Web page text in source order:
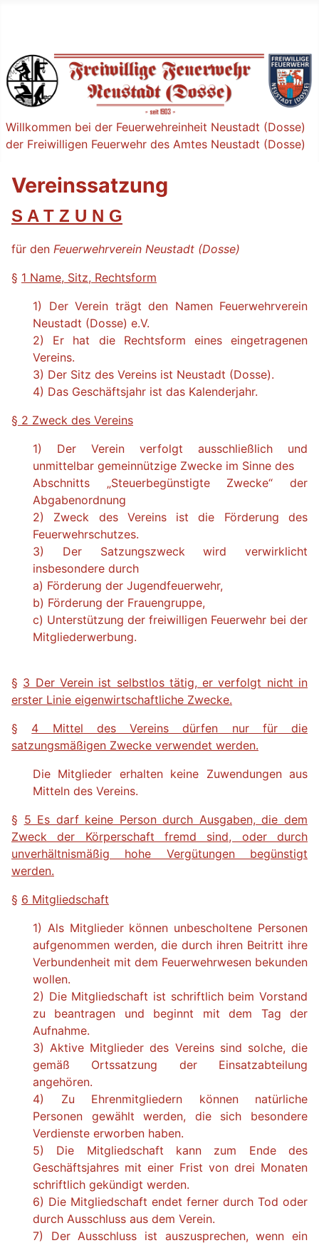
Willkommen bei der Feuerwehreinheit Neustadt (Dosse)
der Freiwilligen Feuerwehr des Amtes Neustadt (Dosse)
Vereinssatzung
S A T Z U N G
für den Feuerwehrverein Neustadt (Dosse)
§ 1 Name, Sitz, Rechtsform
1) Der Verein trägt den Namen Feuerwehrverein
Neustadt (Dosse) e.V.
2) Er hat die Rechtsform eines eingetragenen
Vereins.
3) Der Sitz des Vereins ist Neustadt (Dosse).
4) Das Geschäftsjahr ist das Kalenderjahr.
§ 2 Zweck des Vereins
1) Der Verein verfolgt ausschließlich und
unmittelbar gemeinnützige Zwecke im Sinne des
Abschnitts „Steuerbegünstigte Zwecke“ der
Abgabenordnung
2) Zweck des Vereins ist die Förderung des
Feuerwehrschutzes.
3) Der Satzungszweck wird verwirklicht
insbesondere durch
a) Förderung der Jugendfeuerwehr,
b) Förderung der Frauengruppe,
c) Unterstützung der freiwilligen Feuerwehr bei der
Mitgliederwerbung.
§ 3 Der Verein ist selbstlos tätig, er verfolgt nicht in
erster Linie eigenwirtschaftliche Zwecke.
§ 4 Mittel des Vereins dürfen nur für die
satzungsmäßigen Zwecke verwendet werden.
Die Mitglieder erhalten keine Zuwendungen aus
Mitteln des Vereins.
§ 5 Es darf keine Person durch Ausgaben, die dem
Zweck der Körperschaft fremd sind, oder durch
unverhältnismäßig hohe Vergütungen begünstigt
werden.
§ 6 Mitgliedschaft
1) Als Mitglieder können unbescholtene Personen
aufgenommen werden, die durch ihren Beitritt ihre
Verbundenheit mit dem Feuerwehrwesen bekunden
wollen.
2) Die Mitgliedschaft ist schriftlich beim Vorstand
zu beantragen und beginnt mit dem Tag der
Aufnahme.
3) Aktive Mitglieder des Vereins sind solche, die
gemäß Ortssatzung der Einsatzabteilung
angehören.
4) Zu Ehrenmitgliedern können natürliche
Personen gewählt werden, die sich besondere
Verdienste erworben haben.
5) Die Mitgliedschaft kann zum Ende des
Geschäftsjahres mit einer Frist von drei Monaten
schriftlich gekündigt werden.
6) Die Mitgliedschaft endet ferner durch Tod oder
durch Ausschluss aus dem Verein.
7) Der Ausschluss ist auszusprechen, wenn ein